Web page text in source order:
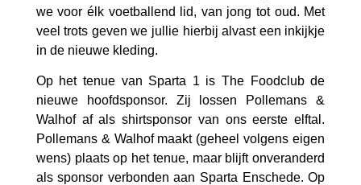
we voor élk voetballend lid, van jong tot oud. Met
veel trots geven we jullie hierbij alvast een inkijkje
in de nieuwe kleding.
Op het tenue van Sparta 1 is The Foodclub de
nieuwe hoofdsponsor. Zij lossen Pollemans &
Walhof af als shirtsponsor van ons eerste elftal.
Pollemans & Walhof maakt (geheel volgens eigen
wens) plaats op het tenue, maar blijft onveranderd
als sponsor verbonden aan Sparta Enschede. Op